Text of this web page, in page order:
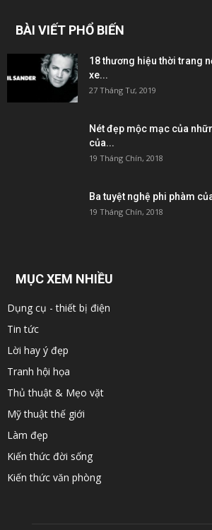
BÀI VIẾT PHỔ BIẾN
18 thương hiệu thời trang
xe...
27 Tháng Tư, 2019
Nét đẹp mộc mạc của
của...
19 Tháng Chín, 2018
Ba tuyệt nghệ phi phàm
19 Tháng Chín, 2018
MỤC XEM NHIỀU
Dụng cụ - thiết bị điện
Tin tức
Lời hay ý đẹp
Tranh hội họa
Thủ thuật & Mẹo vặt
Mỹ thuật thế giới
Làm đẹp
Kiến thức đời sống
Kiến thức văn phòng